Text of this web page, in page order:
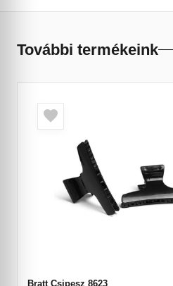
További termékeink
Bratt Csipesz 8623